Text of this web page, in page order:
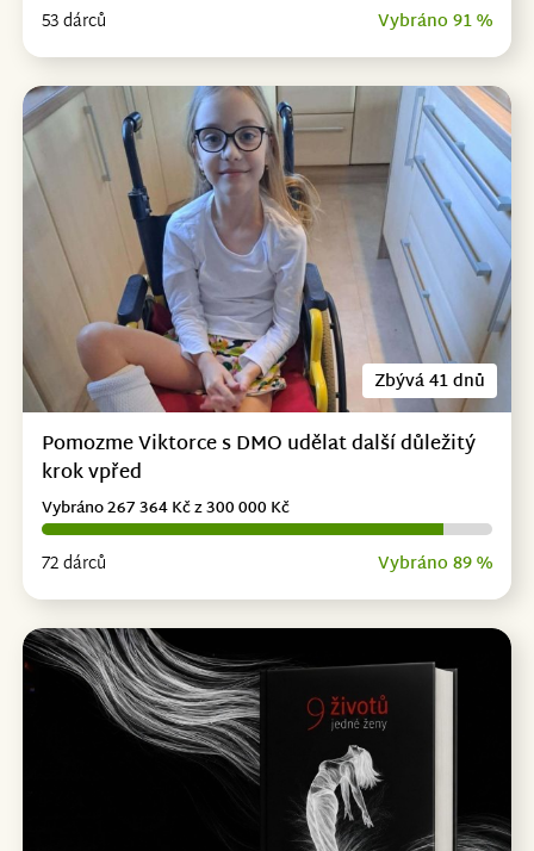
53 dárců Vybráno 91 %
Zbývá 41 dnů
Pomozme Viktorce s DMO udělat další důležitý
krok vpřed
72 dárců Vybráno 89 %
Vybráno 267 364 Kč z 300 000 Kč